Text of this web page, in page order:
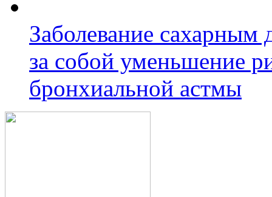
Заболевание сахарным
за собой уменьшение
бронхиальной астмы